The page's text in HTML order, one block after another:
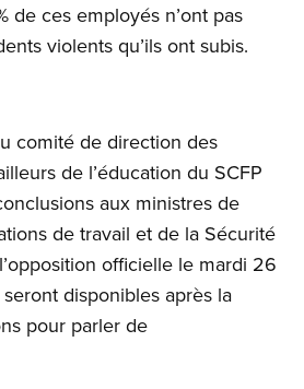
de ces employés n’ont pas
violents qu’ils ont subis.
comité de direction des
de l’éducation du SCFP
aux ministres de
de travail et de la Sécurité
officielle le mardi 26
disponibles après la
pour parler de